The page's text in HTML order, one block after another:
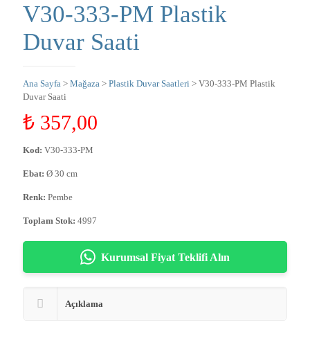
V30-333-PM Plastik
Duvar Saati
Ana Sayfa > Mağaza > Plastik Duvar Saatleri > V30-333-PM Plastik
Duvar Saati
₺ 357,00
Kod: V30-333-PM
Ebat: Ø 30 cm
Renk: Pembe
Toplam Stok: 4997
Kurumsal Fiyat Teklifi Alın
Açıklama